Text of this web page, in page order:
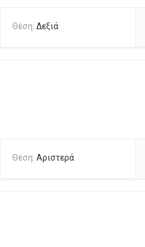
Θέση: Δεξιά
Θέση: Αριστερά